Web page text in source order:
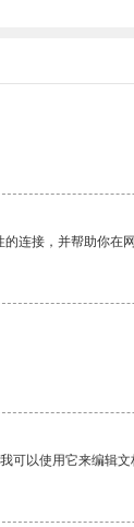
连接，并帮助你在
以使用它来编辑文